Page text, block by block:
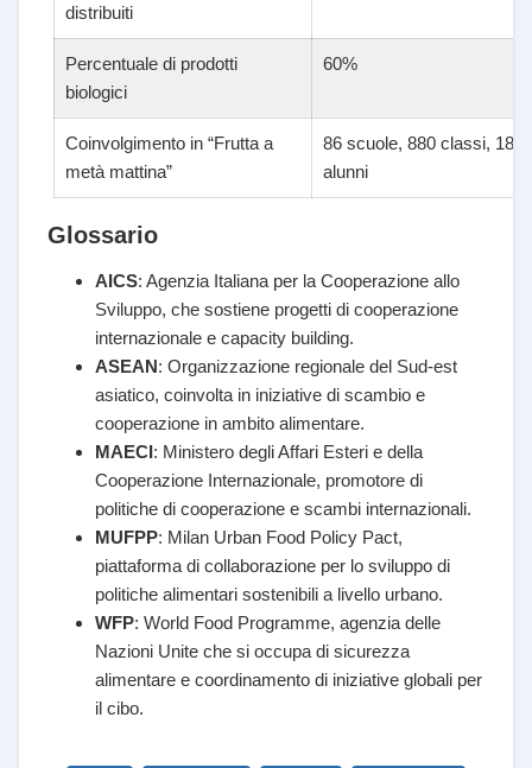
distribuiti
Percentuale di prodotti
biologici
60%
Coinvolgimento in “Frutta a
metà mattina”
86 scuole, 880 classi,
alunni
Glossario
AICS: Agenzia Italiana per la Cooperazione allo
Sviluppo, che sostiene progetti di cooperazione
internazionale e capacity building.
ASEAN: Organizzazione regionale del Sud-est
asiatico, coinvolta in iniziative di scambio e
cooperazione in ambito alimentare.
MAECI: Ministero degli Affari Esteri e della
Cooperazione Internazionale, promotore di
politiche di cooperazione e scambi internazionali.
MUFPP: Milan Urban Food Policy Pact,
piattaforma di collaborazione per lo sviluppo di
politiche alimentari sostenibili a livello urbano.
WFP: World Food Programme, agenzia delle
Nazioni Unite che si occupa di sicurezza
alimentare e coordinamento di iniziative globali per
il cibo.